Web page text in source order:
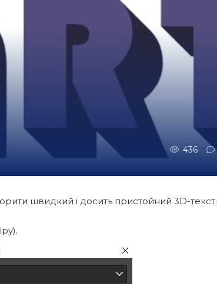
436
швидкий і досить пристойний 3D-текст.